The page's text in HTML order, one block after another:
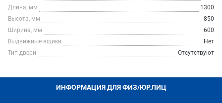
Длина, мм
1300
Высота, мм
850
Ширина, мм
600
Выдвижные ящики
Нет
Тип двери
Отсутствуют
ИНФОРМАЦИЯ ДЛЯ ФИЗ/ЮР.ЛИЦ